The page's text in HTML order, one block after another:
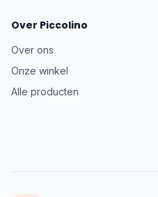
Over Piccolino
Over ons
Onze winkel
Alle producten